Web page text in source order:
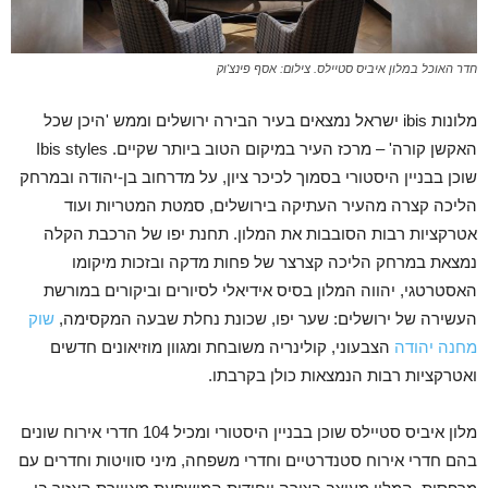
חדר האוכל במלון איביס סטיילס. צילום: אסף פינצ'וק
מלונות ibis ישראל נמצאים בעיר הבירה ירושלים וממש 'היכן שכל
האקשן קורה' – מרכז העיר במיקום הטוב ביותר שקיים. Ibis styles
שוכן בבניין היסטורי בסמוך לכיכר ציון, על מדרחוב בן-יהודה ובמרחק
הליכה קצרה מהעיר העתיקה בירושלים, סמטת המטריות ועוד
אטרקציות רבות הסובבות את המלון. תחנת יפו של הרכבת הקלה
נמצאת במרחק הליכה קצרצר של פחות מדקה ובזכות מיקומו
האסטרטגי, יהווה המלון בסיס אידיאלי לסיורים וביקורים במורשת
העשירה של ירושלים: שער יפו, ​​שכונת נחלת שבעה המקסימה, שוק
מחנה יהודה הצבעוני, קולינריה משובחת ומגוון מוזיאונים חדשים
ואטרקציות רבות הנמצאות כולן בקרבתו.
מלון איביס סטיילס שוכן בבניין היסטורי ומכיל 104 חדרי אירוח שונים
בהם חדרי אירוח סטנדרטיים וחדרי משפחה, מיני סוויטות וחדרים עם